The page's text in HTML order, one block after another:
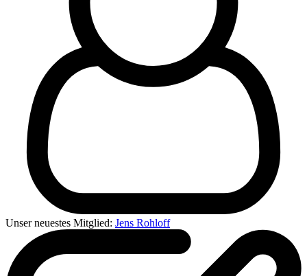
Unser neuestes Mitglied: Jens Rohloff